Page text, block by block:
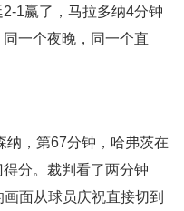
1赢了，马拉多纳4分钟
一个夜晚，同一个直
纳，第67分钟，哈弗茨在
分。裁判看了两分钟
面从球员庆祝直接切到